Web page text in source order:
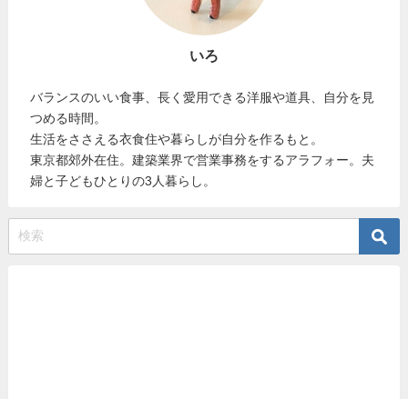
いろ
バランスのいい食事、長く愛用できる洋服や道具、自分を見
つめる時間。
生活をささえる衣食住や暮らしが自分を作るもと。
東京都郊外在住。建築業界で営業事務をするアラフォー。夫
婦と子どもひとりの3人暮らし。